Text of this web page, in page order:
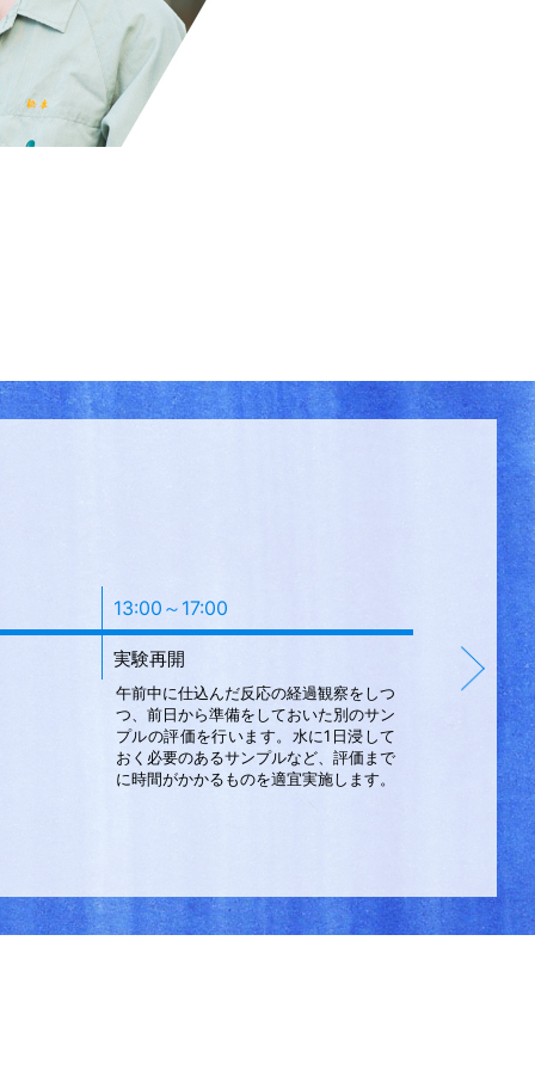
13:00～17:00
実験再開
午前中に仕込んだ反応の経過観察をしつ
つ、前日から準備をしておいた別のサン
プルの評価を行います。水に1日浸して
おく必要のあるサンプルなど、評価まで
に時間がかかるものを適宜実施します。
17:00～
データ
一日で得
ます。ミ
時は、そ
ます。